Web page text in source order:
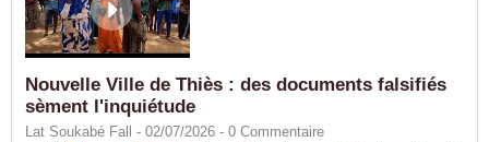
Nouvelle Ville de Thiès : des documents falsifiés
sèment l'inquiétude
Lat Soukabé Fall - 02/07/2026 - 0 Commentaire